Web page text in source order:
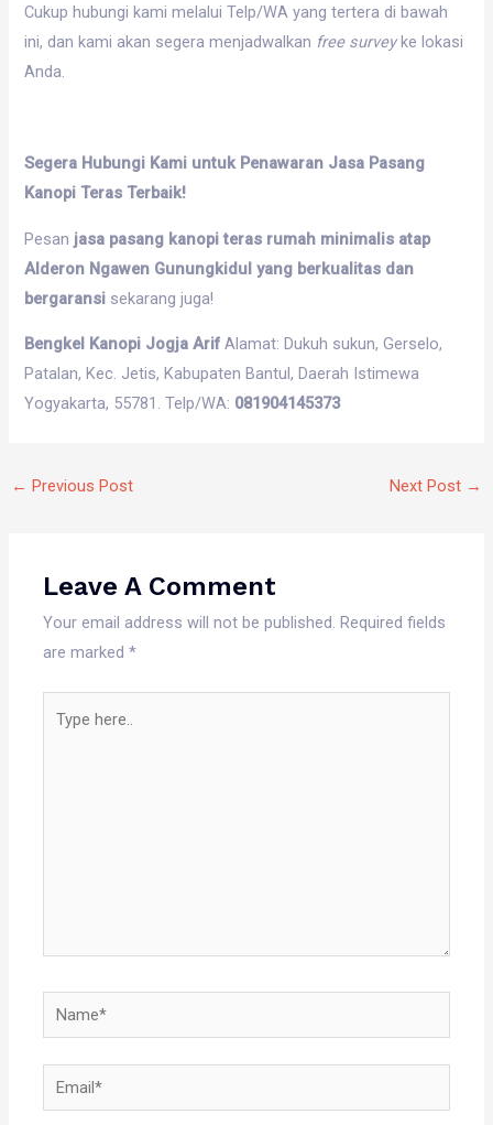
Cukup hubungi kami melalui Telp/WA yang tertera di bawah
ini, dan kami akan segera menjadwalkan free surveyke lokasi
Anda.
Segera Hubungi Kami untuk Penawaran Jasa Pasang
Kanopi Teras Terbaik!
Pesan jasa pasang kanopi teras rumah minimalis atap
Alderon Ngawen Gunungkidul yang berkualitas dan
bergaransi sekarang juga!
Bengkel Kanopi Jogja Arif Alamat: Dukuh sukun, Gerselo,
Patalan, Kec. Jetis, Kabupaten Bantul, Daerah Istimewa
Yogyakarta, 55781. Telp/WA: 081904145373
← Previous Post Next Post →
Leave A Comment
Your email address will not be published. Required fields
are marked*
here..
Name*
Email*